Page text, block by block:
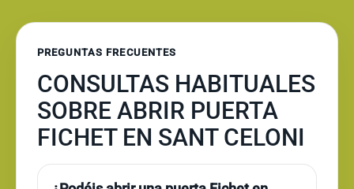
PREGUNTAS FRECUENTES
CONSULTAS HABITUALES
SOBRE ABRIR PUERTA
FICHET EN SANT CELONI